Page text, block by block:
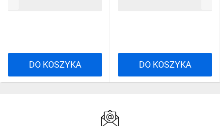
DO KOSZYKA DO KOSZYKA